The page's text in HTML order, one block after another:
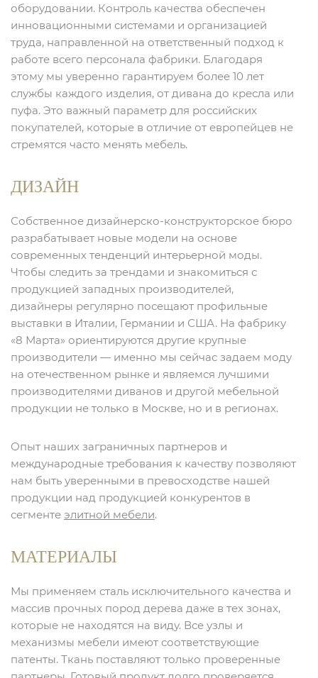
оборудовании. Контроль качества обеспечен
инновационными системами и организацией
труда, направленной на ответственный подход к
работе всего персонала фабрики. Благодаря
этому мы уверенно гарантируем более 10 лет
службы каждого изделия, от дивана до кресла или
пуфа. Это важный параметр для российских
покупателей, которые в отличие от европейцев не
стремятся часто менять мебель.
ДИЗАЙН
Собственное дизайнерско-конструкторское бюро
разрабатывает новые модели на основе
современных тенденций интерьерной моды.
Чтобы следить за трендами и знакомиться с
продукцией западных производителей,
дизайнеры регулярно посещают профильные
выставки в Италии, Германии и США. На фабрику
«8 Марта» ориентируются другие крупные
производители — именно мы сейчас задаем моду
на отечественном рынке и являемся лучшими
производителями диванов и другой мебельной
продукции не только в Москве, но и в регионах.
Опыт наших заграничных партнеров и
международные требования к качеству позволяют
нам быть уверенными в превосходстве нашей
продукции над продукцией конкурентов в
сегменте элитной мебели.
МАТЕРИАЛЫ
Мы применяем сталь исключительного качества и
массив прочных пород дерева даже в тех зонах,
которые не находятся на виду. Все узлы и
механизмы мебели имеют соответствующие
патенты. Ткань поставляют только проверенные